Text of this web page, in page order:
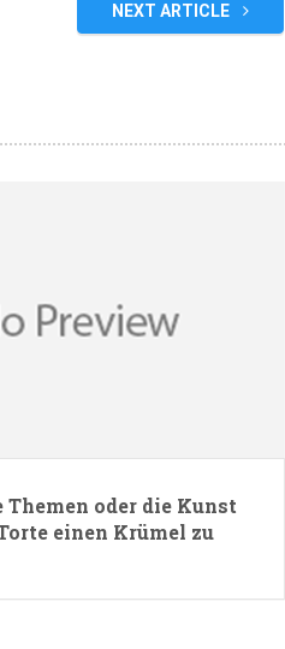
NEXT ARTICLE
Themen oder die Kunst
einen Krümel zu